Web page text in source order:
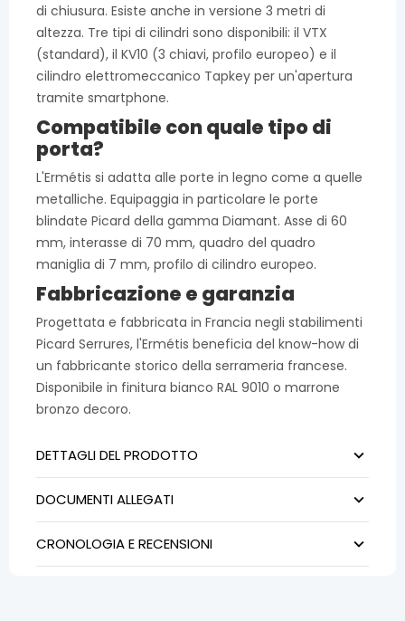
di chiusura. Esiste anche in versione 3 metri di
altezza. Tre tipi di cilindri sono disponibili: il VTX
(standard), il KV10 (3 chiavi, profilo europeo) e il
cilindro elettromeccanico Tapkey per un'apertura
tramite smartphone.
Compatibile con quale tipo di
porta?
L'Ermétis si adatta alle porte in legno come a quelle
metalliche. Equipaggia in particolare le porte
blindate Picard della gamma Diamant. Asse di 60
mm, interasse di 70 mm, quadro del quadro
maniglia di 7 mm, profilo di cilindro europeo.
Fabbricazione e garanzia
Progettata e fabbricata in Francia negli stabilimenti
Picard Serrures, l'Ermétis beneficia del know-how di
un fabbricante storico della serrameria francese.
Disponibile in finitura bianco RAL 9010 o marrone
bronzo decoro.
DETTAGLI DEL PRODOTTO
DOCUMENTI ALLEGATI
CRONOLOGIA E RECENSIONI